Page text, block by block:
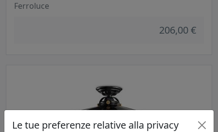
Ferroluce
206,00 €
Le tue preferenze relative alla privacy